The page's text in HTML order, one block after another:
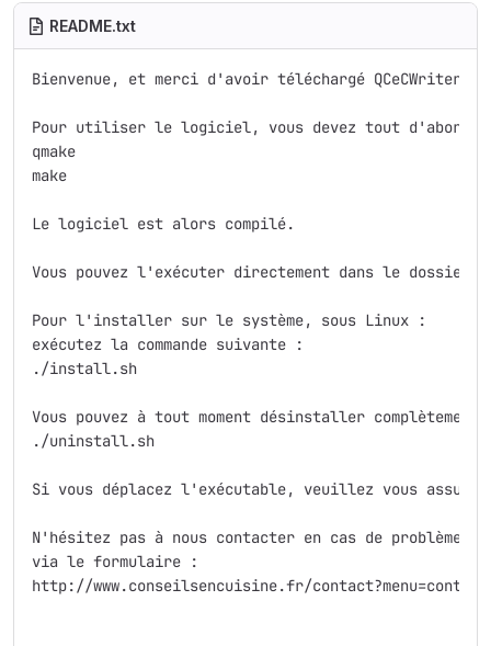
README.txt
Bienvenue, et merci d'avoir téléchargé QCeCWriter !
Pour utiliser le logiciel, vous devez tout d'abord
qmake
make
Le logiciel est alors compilé.
Vous pouvez l'exécuter directement dans le
Pour l'installer sur le système, sous Linux :
exécutez la commande suivante :
./install.sh
Vous pouvez à tout moment désinstaller
./uninstall.sh
Si vous déplacez l'exécutable, veuillez vous assurer
N'hésitez pas à nous contacter en cas de problèmes,
via le formulaire :
http://www.conseilsencuisine.fr/contact?menu=contact